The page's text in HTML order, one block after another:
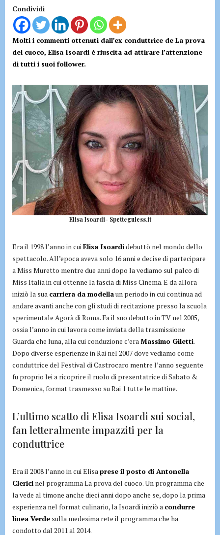
Condividi
Molti i commenti ottenuti dall’ex conduttrice de La prova
del cuoco, Elisa Isoardi è riuscita ad attirare l’attenzione
di tutti i suoi follower.
Elisa Isoardi- Spetteguless.it
Era il 1998 l’anno in cuiElisa Isoardidebuttò nel mondo dello
spettacolo. All’epoca aveva solo 16 anni e decise di partecipare
a Miss Muretto mentre due anni dopo la vediamo sul palco di
Miss Italia in cui ottenne la fascia di Miss Cinema. E da allora
iniziò la sua carriera da modellaun periodo in cui continua ad
andare avanti anche con gli studi di recitazione presso la scuola
sperimentale Agorà di Roma. Fa il suo debutto in TV nel 2005,
ossia l’anno in cui lavora come inviata della trasmissione
Guarda che luna, alla cui conduzione c’eraMassimo Giletti.
Dopo diverse esperienze in Rai nel 2007 dove vediamo come
conduttrice del Festival di Castrocaro mentre l’anno seguente
fu proprio lei a ricoprire il ruolo di presentatrice di Sabato &
Domenica, format trasmesso su Rai 1 tutte le mattine.
L’ultimo scatto di Elisa Isoardi sui social,
fan letteralmente impazziti per la
conduttrice
Era il 2008 l’anno in cui Elisaprese il posto di Antonella
Clerici nel programma La prova del cuoco. Un programma che
la vede al timone anche dieci anni dopo anche se, dopo la prima
esperienza nel format culinario, la Isoardi iniziò a condurre
linea Verde sulla medesima rete il programma che ha
condotto dal 2011 al 2014.